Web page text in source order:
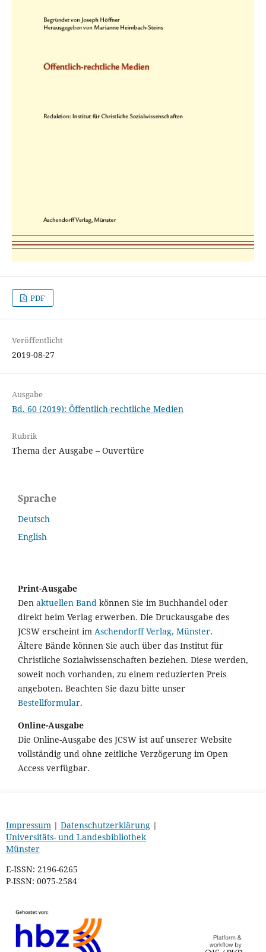
PDF
Veröffentlicht
2019-08-27
Ausgabe
Bd. 60 (2019): Öffentlich-rechtliche Medien
Rubrik
Thema der Ausgabe – Ouvertüre
Sprache
Deutsch
English
Print-Ausgabe
Den aktuellen Band können Sie im Buchhandel oder
direkt beim Verlag erwerben. Die Druckausgabe des
JCSW erscheint im Aschendorff Verlag, Münster.
Ältere Bände können Sie auch über das Institut für
Christliche Sozialwissenschaften beziehen. Diese werden,
soweit noch vorhanden, zu einem reduzierten Preis
angeboten. Beachten Sie dazu bitte unser
Bestellformular.
Online-Ausgabe
Die Online-Ausgabe des JCSW ist auf unserer Website
vollständig und ohne zeitliche Verzögerung im Open
Access verfügbar.
Impressum| Datenschutzerklärung|
Universitäts- und Landesbibliothek
Münster
E-ISSN: 2196-6265
P-ISSN: 0075-2584